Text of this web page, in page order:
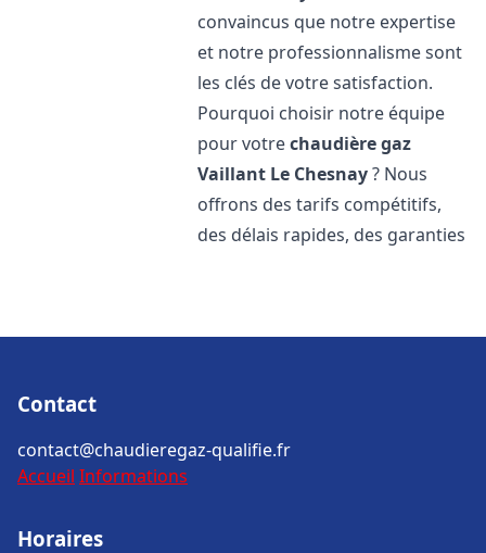
convaincus que notre expertise
et notre professionnalisme sont
les clés de votre satisfaction.
Pourquoi choisir notre équipe
pour votrechaudière gaz
Vaillant Le Chesnay? Nous
offrons des tarifs compétitifs,
des délais rapides, des garanties
Contact
contact@chaudieregaz-qualifie.fr
Accueil Informations
Horaires